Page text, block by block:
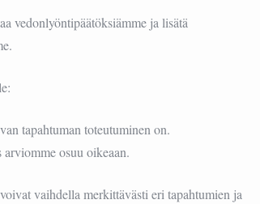
vedonlyöntipäätöksiämme ja lisätä
tapahtuman toteutuminen on.
osuu oikeaan.
vaihdella merkittävästi eri tapahtumien ja